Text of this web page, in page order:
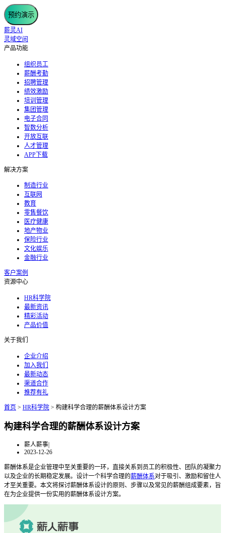
预约演示
薪灵AI
灵域空间
产品功能
组织员工
薪酬考勤
招聘管理
绩效激励
培训管理
集团管理
电子合同
智数分析
开放互联
人才管理
APP下载
解决方案
制造行业
互联网
教育
零售餐饮
医疗健康
地产物业
保险行业
文化娱乐
金融行业
客户案例
资源中心
HR科学院
最新资讯
精彩活动
产品价值
关于我们
企业介绍
加入我们
最新动态
渠道合作
推荐有礼
首页 > HR科学院 > 构建科学合理的薪酬体系设计方案
构建科学合理的薪酬体系设计方案
薪人薪事|
2023-12-26
薪酬体系是企业管理中至关重要的一环，直接关系到员工的积极性、团队的凝聚力
以及企业的长期稳定发展。设计一个科学合理的薪酬体系对于吸引、激励和留住人
才至关重要。本文将探讨薪酬体系设计的原则、步骤以及常见的薪酬组成要素，旨
在为企业提供一份实用的薪酬体系设计方案。